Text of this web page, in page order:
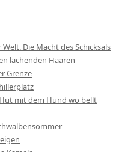
Die Macht des Schicksals
lachenden Haaren
Grenze
mit dem Hund wo bellt